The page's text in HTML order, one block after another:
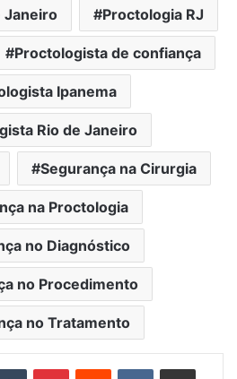
Janeiro Proctologia RJ
Proctologista de confiança
Ipanema
Rio de Janeiro
Segurança na Cirurgia
na Proctologia
no Diagnóstico
no Procedimento
no Tratamento
TumblrPinterestReddit VK Compartilhar via e-mail